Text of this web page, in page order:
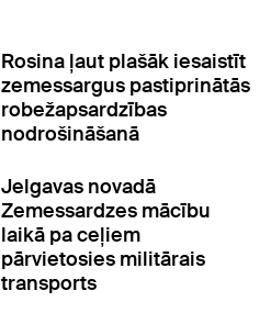
Rosina ļaut plašāk iesaistīt
zemessargus pastiprinātās
robežapsardzības
nodrošināšanā
Jelgavas novadā
Zemessardzes mācību
laikā pa ceļiem
pārvietosies militārais
transports